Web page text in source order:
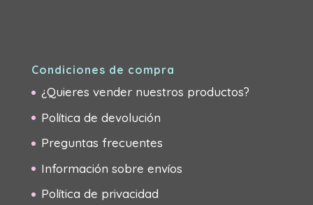
Condiciones de compra
¿Quieres vender nuestros productos?
Política de devolución
Preguntas frecuentes
Información sobre envíos
Política de privacidad